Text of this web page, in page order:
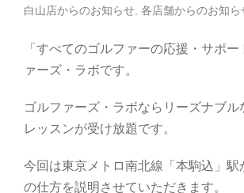
白山店からのお知らせ, 各店舗からのお知ら
「すべてのゴルファーの応援・サポ
ァーズ・ラボです。
ゴルファーズ・ラボならリーズナブル
レッスンが受け放題です。
今回は東京メトロ南北線「本駒込」駅
の仕方を説明させていただきます。